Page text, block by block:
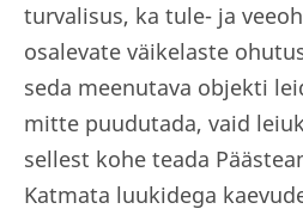
turvalisus, ka tule- ja
osalevate väikelaste
seda meenutava objekti
mitte puudutada, vaid
sellest kohe teada
Katmata luukidega